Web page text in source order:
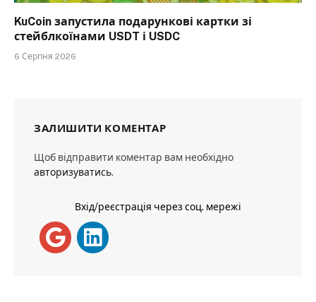
KuCoin запустила подарункові картки зі
стейблкоїнами USDT і USDC
6 Серпня 2026
ЗАЛИШИТИ КОМЕНТАР
Щоб відправити коментар вам необхідно
авторизуватись.
Вхід/реєстрація через соц. мережі